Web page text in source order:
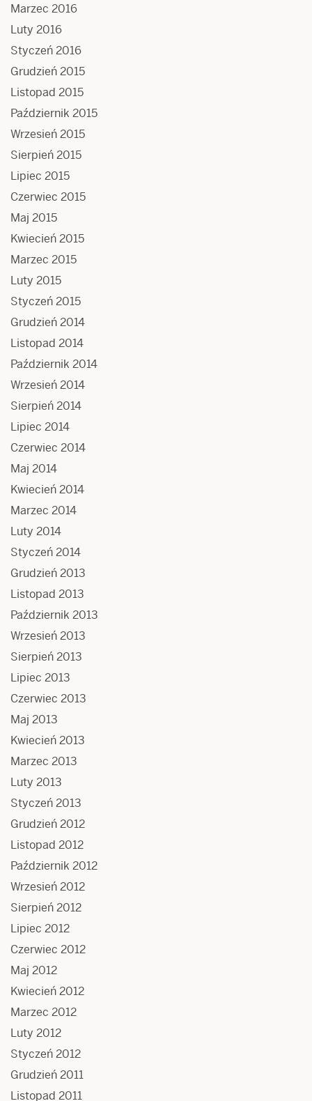
Marzec 2016
Luty 2016
Styczeń 2016
Grudzień 2015
Listopad 2015
Październik 2015
Wrzesień 2015
Sierpień 2015
Lipiec 2015
Czerwiec 2015
Maj 2015
Kwiecień 2015
Marzec 2015
Luty 2015
Styczeń 2015
Grudzień 2014
Listopad 2014
Październik 2014
Wrzesień 2014
Sierpień 2014
Lipiec 2014
Czerwiec 2014
Maj 2014
Kwiecień 2014
Marzec 2014
Luty 2014
Styczeń 2014
Grudzień 2013
Listopad 2013
Październik 2013
Wrzesień 2013
Sierpień 2013
Lipiec 2013
Czerwiec 2013
Maj 2013
Kwiecień 2013
Marzec 2013
Luty 2013
Styczeń 2013
Grudzień 2012
Listopad 2012
Październik 2012
Wrzesień 2012
Sierpień 2012
Lipiec 2012
Czerwiec 2012
Maj 2012
Kwiecień 2012
Marzec 2012
Luty 2012
Styczeń 2012
Grudzień 2011
Listopad 2011